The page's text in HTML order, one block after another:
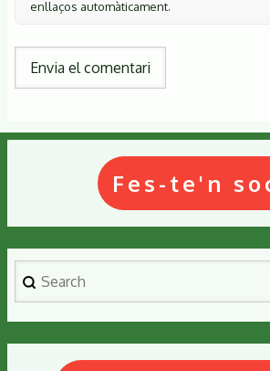
enllaços automàticament.
Fes-te'n
Search